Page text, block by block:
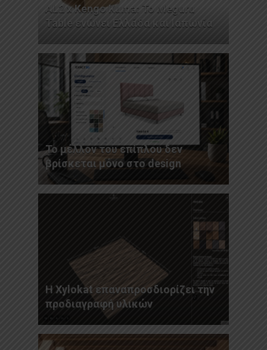
AL2 x Kengo Kuma: Το Meguru
Table ενώνει Ελλάδα και Ιαπωνία
Το μέλλον του επίπλου δεν
βρίσκεται μόνο στο design
Η Xylokat επαναπροσδιορίζει την
προδιαγραφή υλικών